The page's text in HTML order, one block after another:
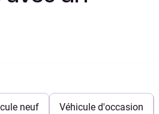
neuf
Véhicule d'occasion